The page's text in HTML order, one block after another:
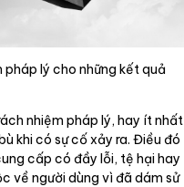
lý cho những kết quả
nhiệm pháp lý, hay ít nhất
khi có sự cố xảy ra. Điều đó
cấp có đầy lỗi, tệ hại hay
về người dùng vì đã dám sử